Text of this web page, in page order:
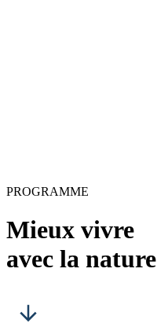
PROGRAMME
Mieux vivre
avec la nature